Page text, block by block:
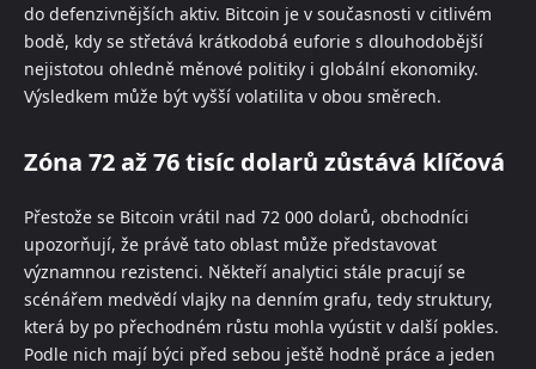
do defenzivnějších aktiv. Bitcoin je v současnosti v citlivém
bodě, kdy se střetává krátkodobá euforie s dlouhodobější
nejistotou ohledně měnové politiky i globální ekonomiky.
Výsledkem může být vyšší volatilita v obou směrech.
Zóna 72 až 76 tisíc dolarů zůstává klíčová
Přestože se Bitcoin vrátil nad 72 000 dolarů, obchodníci
upozorňují, že právě tato oblast může představovat
významnou rezistenci. Někteří analytici stále pracují se
scénářem medvědí vlajky na denním grafu, tedy struktury,
která by po přechodném růstu mohla vyústit v další pokles.
Podle nich mají býci před sebou ještě hodně práce a jeden